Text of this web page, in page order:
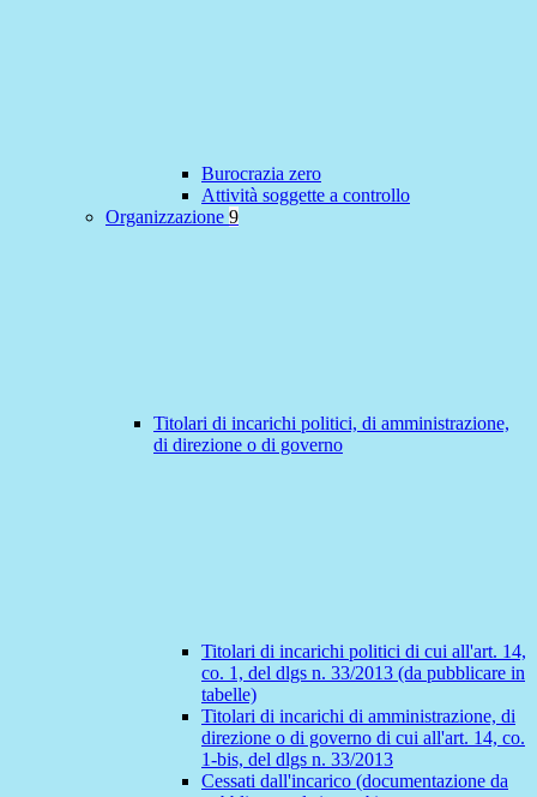
Burocrazia zero
Attività soggette a controllo
Organizzazione 9
Titolari di incarichi politici, di amministrazione,
di direzione o di governo
Titolari di incarichi politici di cui all'art. 14,
co. 1, del dlgs n. 33/2013 (da pubblicare in
tabelle)
Titolari di incarichi di amministrazione, di
direzione o di governo di cui all'art. 14, co.
1-bis, del dlgs n. 33/2013
Cessati dall'incarico (documentazione da